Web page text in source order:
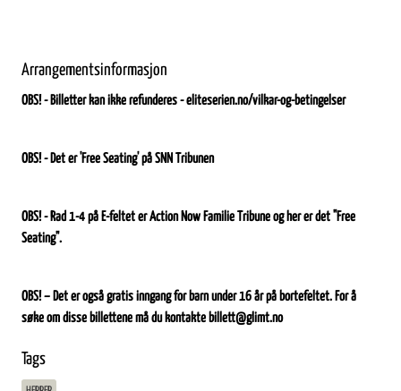
Arrangementsinformasjon
OBS! - Billetter kan ikke refunderes - eliteserien.no/vilkar-og-betingelser
OBS! - Det er 'Free Seating' på SNN Tribunen
OBS! - Rad 1-4 på E-feltet er Action Now Familie Tribune og her er det "Free
Seating".
OBS! – Det er også gratis inngang for barn under 16 år på bortefeltet. For å
søke om disse billettene må du kontakte billett@glimt.no
Tags